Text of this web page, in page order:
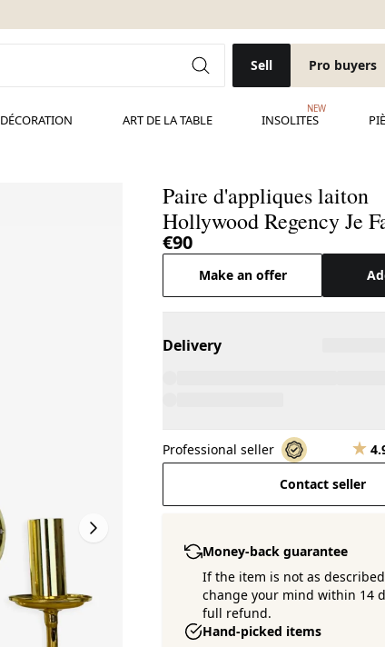
Sell Pro buyers
DÉCORATION ART DE LA TABLE INSOLITES
NEW
Paire d'appliques laiton
Hollywood Regency Je
€90
Make an offer
Delivery
Professional seller
Contact seller
Money-back guarantee
If the item is not as
change your mind within 14
full refund.
Hand-picked items